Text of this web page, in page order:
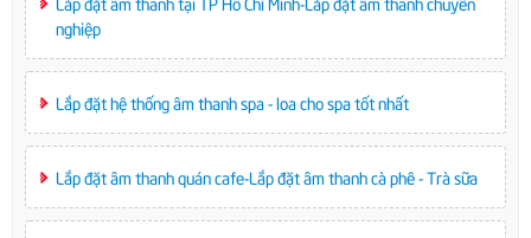
nghiệp
Lắp đặt hệ thống âm thanh spa - loa cho spa tốt nhất
Lắp đặt âm thanh quán cafe-Lắp đặt âm thanh cà phê - Trà sữa